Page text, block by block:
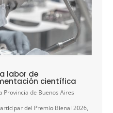
labor de
científica
Provincia de Buenos Aires
del Premio Bienal 2026,